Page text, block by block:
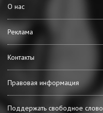
О нас
Реклама
Контакты
Правовая информация
Поддержать свободное слово